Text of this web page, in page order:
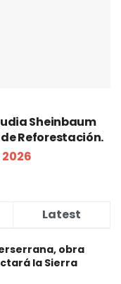
Sheinbaum
Reforestación.
2026
Latest
obra
la Sierra